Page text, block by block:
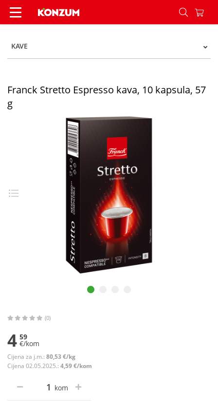
Franck Stretto Espresso kava, 10 kapsula, 57 g -
KAVE
Franck Stretto Espresso kava, 10 kapsula, 57
g
(0)
4 59
€/kom
Cijena za j.m.: 80,53 €/kg
Cijena 02.05.2025.: 4,59 €/kom
kom